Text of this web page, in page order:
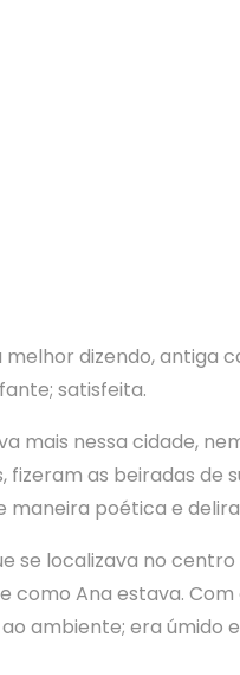
dizendo, antiga
satisfeita.
nessa cidade,
as beiradas
maneira poética e
localizava no
Ana estava.
ambiente; era úmido